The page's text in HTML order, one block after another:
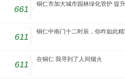
661
铜仁市加大城市园林绿化管护 提
611
铜仁中南门十二时辰，你咋如此精
611
在铜仁 我寻到了人间烟火